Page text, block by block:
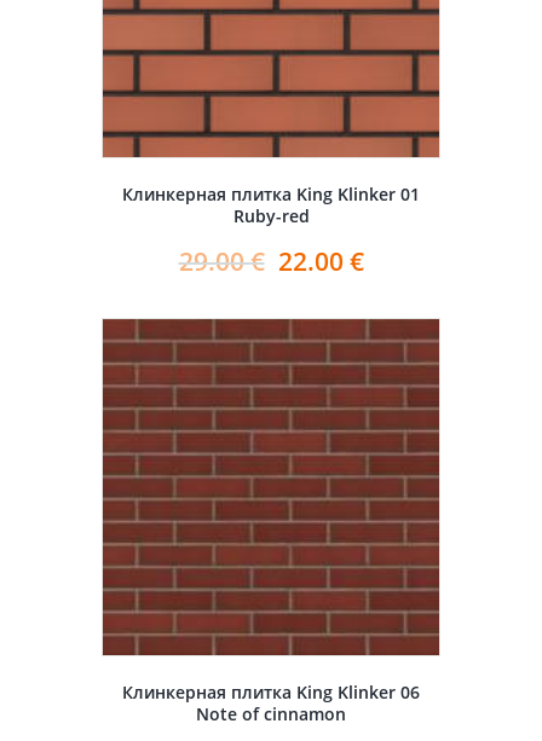
Клинкерная плитка King Klinker 01
Ruby-red
29.00€ 22.00 €
Клинкерная плитка King Klinker 06
Note of cinnamon